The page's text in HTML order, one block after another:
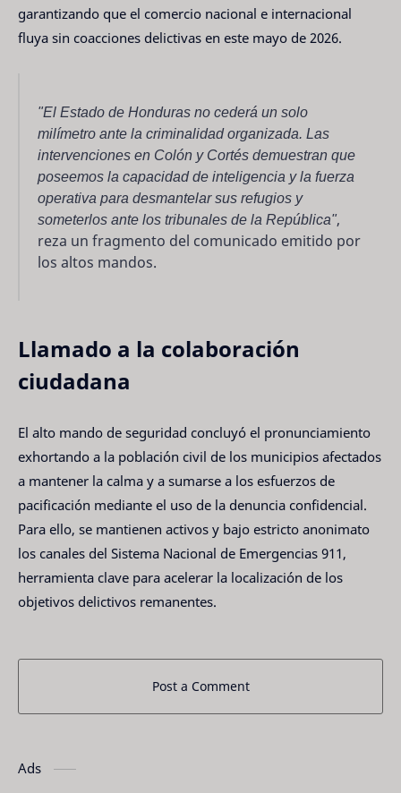
garantizando que el comercio nacional e internacional
fluya sin coacciones delictivas en este mayo de 2026.
"El Estado de Honduras no cederá un solo
milímetro ante la criminalidad organizada. Las
intervenciones en Colón y Cortés demuestran que
poseemos la capacidad de inteligencia y la fuerza
operativa para desmantelar sus refugios y
someterlos ante los tribunales de la República",
reza un fragmento del comunicado emitido por
los altos mandos.
Llamado a la colaboración
ciudadana
El alto mando de seguridad concluyó el pronunciamiento
exhortando a la población civil de los municipios afectados
a mantener la calma y a sumarse a los esfuerzos de
pacificación mediante el uso de la denuncia confidencial.
Para ello, se mantienen activos y bajo estricto anonimato
los canales del Sistema Nacional de Emergencias 911,
herramienta clave para acelerar la localización de los
objetivos delictivos remanentes.
Post a Comment
Ads